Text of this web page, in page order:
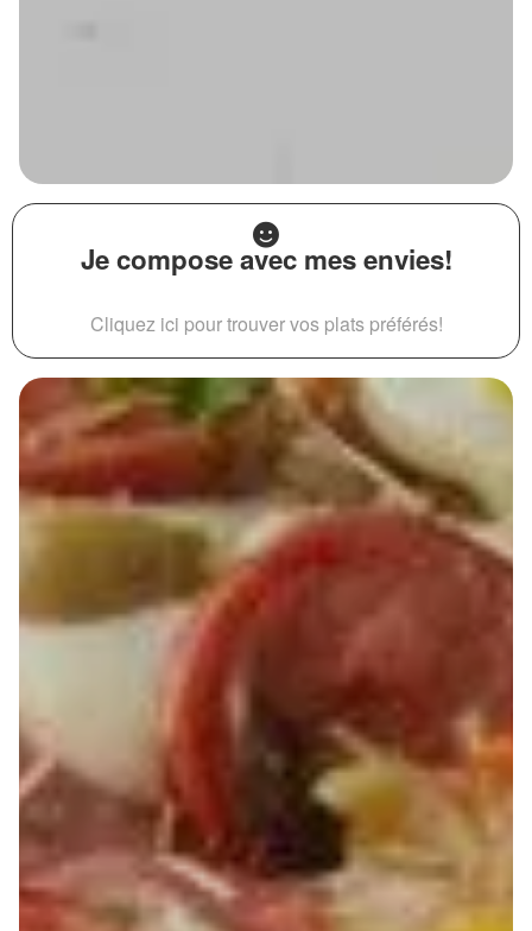
Je compose avec mes envies!
Cliquez ici pour trouver vos plats préférés!